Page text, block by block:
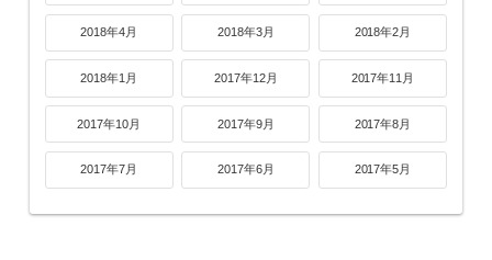
2018年4月 2018年3月 2018年2月
2018年1月 2017年12月 2017年11月
2017年10月 2017年9月 2017年8月
2017年7月 2017年6月 2017年5月